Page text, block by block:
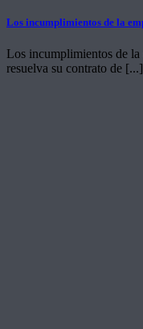
Los incumplimientos de la
Los incumplimientos de la
resuelva su contrato de [...]